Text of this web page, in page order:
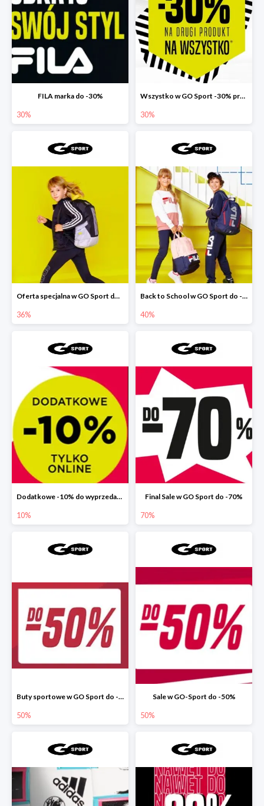
FILA marka do -30%
30%
Wszystko w GO Sport -30% przy zakupie dwóch produktów
30%
Oferta specjalna w GO Sport do -36%
36%
Back to School w GO Sport do -40%
40%
Dodatkowe -10% do wyprzedaży 70% w GO Sport
10%
Final Sale w GO Sport do -70%
70%
Buty sportowe w GO Sport do -50%
50%
Sale w GO-Sport do -50%
50%